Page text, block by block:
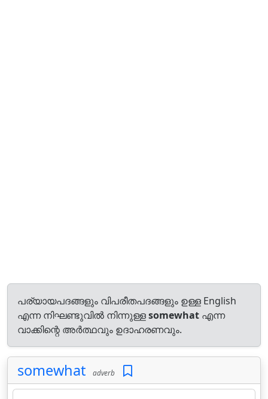
പര്യായപദങ്ങളും വിപരീതപദങ്ങളും ഉള്ള English
എന്ന നിഘണ്ടുവിൽ നിന്നുള്ളsomewhat എന്ന
വാക്കിന്റെ അർത്ഥവും ഉദാഹരണവും.
somewhat adverb